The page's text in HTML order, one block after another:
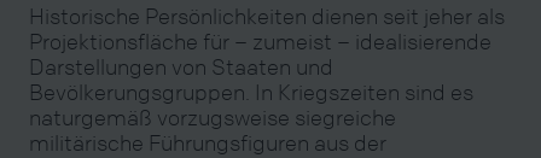
Historische Persönlichkeiten dienen seit jeher als
Projektionsfläche für – zumeist – idealisierende
Darstellungen von Staaten und
Bevölkerungsgruppen. In Kriegszeiten sind es
naturgemäß vorzugsweise siegreiche
militärische Führungsfiguren aus der